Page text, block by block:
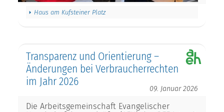
Haus am Kufsteiner Platz
Transparenz und Orientierung –
Änderungen bei Verbraucherrechten
im Jahr 2026
09. Januar 2026
Die Arbeitsgemeinschaft Evangelischer